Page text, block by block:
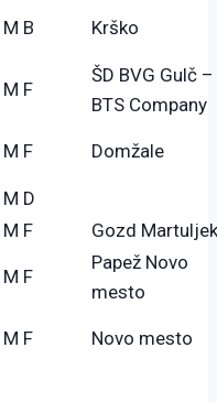
M B Krško
M F
ŠD BVG Gulč –
BTS Company
M F Domžale
M D
M F Gozd Martuljek
M F
Papež Novo
mesto
M F Novo mesto